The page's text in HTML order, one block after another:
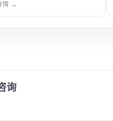
，具备高速离心性能，操作便
情 →
询